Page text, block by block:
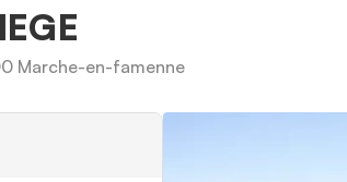
Marche-en-famenne